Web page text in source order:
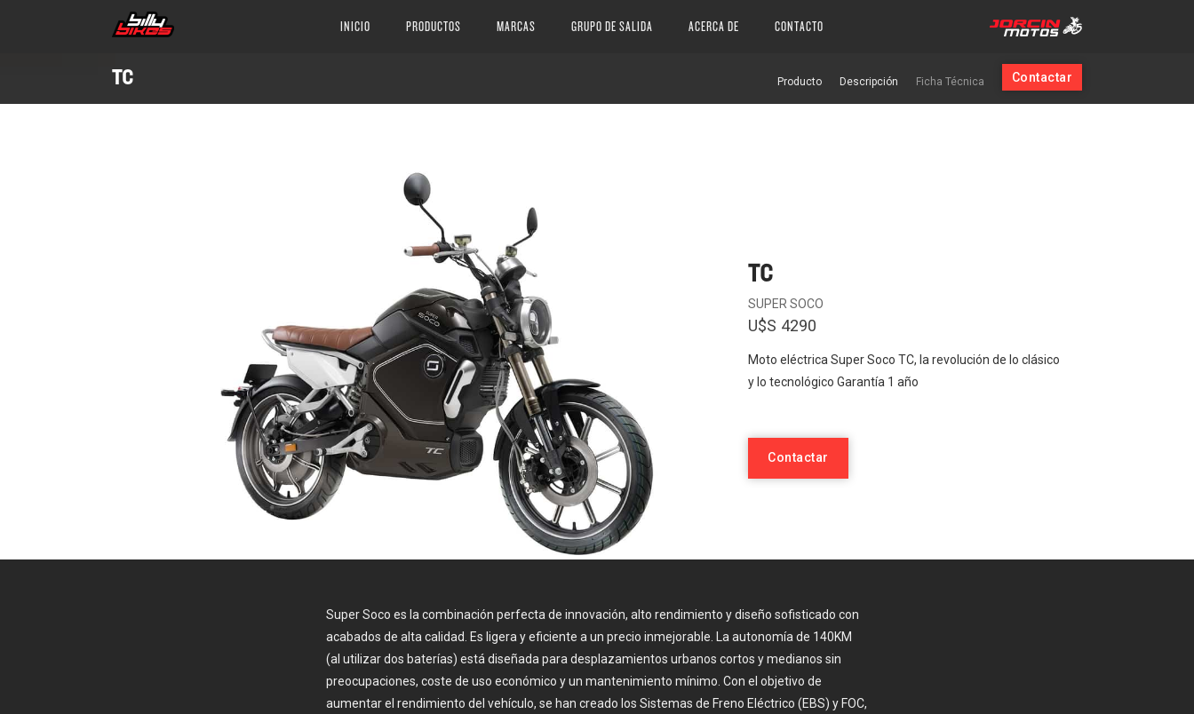
INICIO PRODUCTOS MARCAS GRUPO DE SALIDA ACERCA DE CONTACTO
TC Producto Descripción Ficha Técnica Contactar
TC
SUPER SOCO
U$S 4290
Moto eléctrica Super Soco TC, la revolución de lo clásico
y lo tecnológico Garantía 1 año
Contactar
Super Soco es la combinación perfecta de innovación, alto rendimiento y diseño sofisticado con
acabados de alta calidad. Es ligera y eficiente a un precio inmejorable. La autonomía de 140KM
(al utilizar dos baterías) está diseñada para desplazamientos urbanos cortos y medianos sin
preocupaciones, coste de uso económico y un mantenimiento mínimo. Con el objetivo de
aumentar el rendimiento del vehículo, se han creado los Sistemas de Freno Eléctrico (EBS) y FOC,